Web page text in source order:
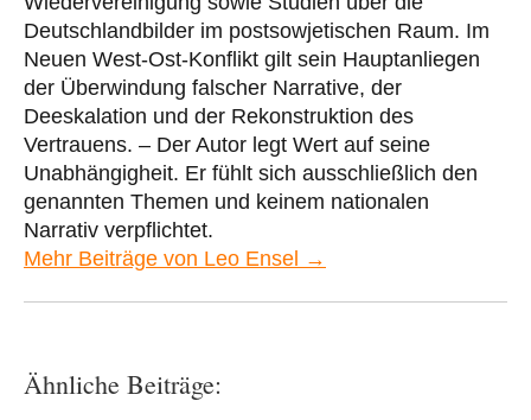
Deutschlandbilder im postsowjetischen Raum. Im
Neuen West-Ost-Konflikt gilt sein Hauptanliegen
der Überwindung falscher Narrative, der
Deeskalation und der Rekonstruktion des
Vertrauens. – Der Autor legt Wert auf seine
Unabhängigheit. Er fühlt sich ausschließlich den
genannten Themen und keinem nationalen
Narrativ verpflichtet.
Mehr Beiträge von Leo Ensel →
Ähnliche Beiträge: